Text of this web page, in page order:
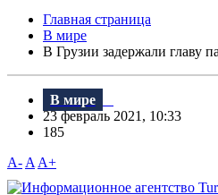
Главная страница
В мире
В Грузии задержали главу
В мире
23 февраль 2021, 10:33
185
A- A A+